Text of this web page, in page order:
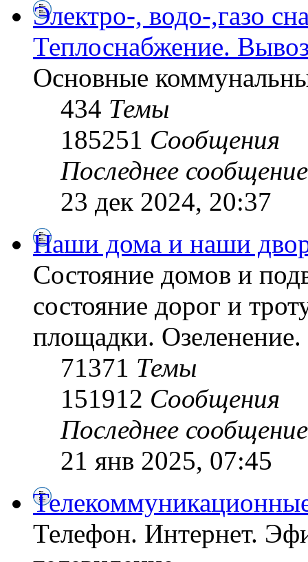
Электро-, водо-,газо
Теплоснабжение.
Основные
434 Темы
185251 Сообщения
Последнее сообщение
23 дек 2024, 20:37
Наши дома и наши
Состояние домов и
состояние дорог и
площадки.
71371 Темы
151912 Сообщения
Последнее сообщение
21 янв 2025, 07:45
Телефон. Интернет.